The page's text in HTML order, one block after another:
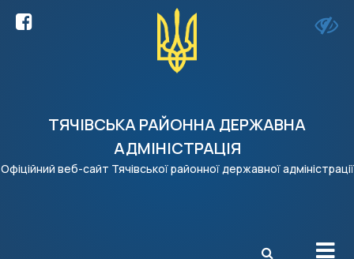
ТЯЧІВСЬКА РАЙОННА ДЕРЖАВНА
АДМІНІСТРАЦІЯ
Офіційний веб-сайт Тячівської районної державної адміністрації